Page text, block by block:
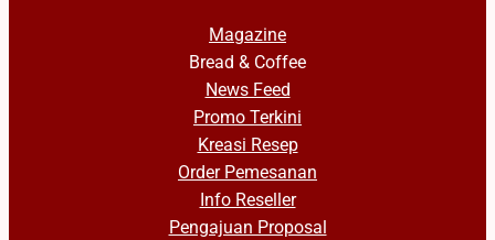
Magazine
Bread & Coffee
News Feed
Promo Terkini
Kreasi Resep
Order Pemesanan
Info Reseller
Pengajuan Proposal